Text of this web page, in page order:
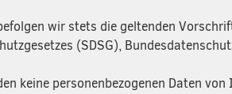
wir stets die geltenden
(SDSG),
keine personenbezogenen Daten